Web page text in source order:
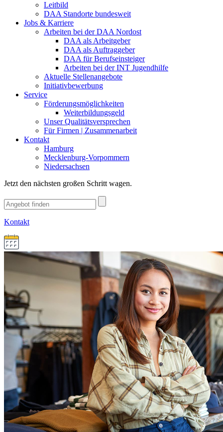
Leitbild
DAA Standorte bundesweit
Jobs & Karriere
Arbeiten bei der DAA Nordost
DAA als Arbeitgeber
DAA als Auftraggeber
DAA für Berufseinsteiger
Arbeiten bei der INT Jugendhilfe
Aktuelle Stellenangebote
Initiativbewerbung
Service
Förderungsmöglichkeiten
Weiterbildungsgeld
Unser Qualitätsversprechen
Für Firmen | Zusammenarbeit
Kontakt
Hamburg
Mecklenburg-Vorpommern
Niedersachsen
Jetzt den nächsten großen Schritt wagen.
Kontakt